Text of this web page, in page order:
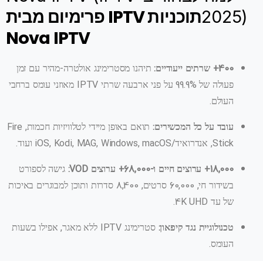
2025)
תוכניות IPTV פרימיום מבית
Nova IPTV
400+ שרתים ייעודיים:
תיהנו מסטרימינג אולטרה-מהיר עם זמן
פעולה של 99.9% על פני ארבעה שרתי IPTV מאוזני עומס ברחבי
העולם.
עובד על כל המכשירים:
תואם באופן מיידי לטלוויזיות חכמות, Fire
Stick, אנדרואיד/iOS, Kodi, MAG, Windows, macOS ועוד.
18,000+ ערוצים חיים ו-68,000+ ערוצים VOD:
גישה לספורט
בשידור חי, 60,000 סרטים, 8,400 סדרות ותוכן למבוגרים באיכות
של עד 4K UHD.
טכנולוגיית נגד קיפאון:
סטרימינג IPTV ללא מאגר, אפילו בשעות
העומס.